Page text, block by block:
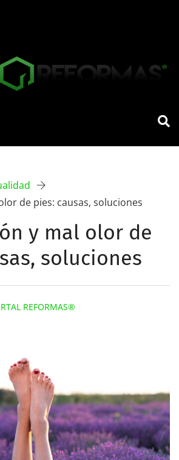
de pies: causas, soluciones
y mal olor de
soluciones
REFORMAS®